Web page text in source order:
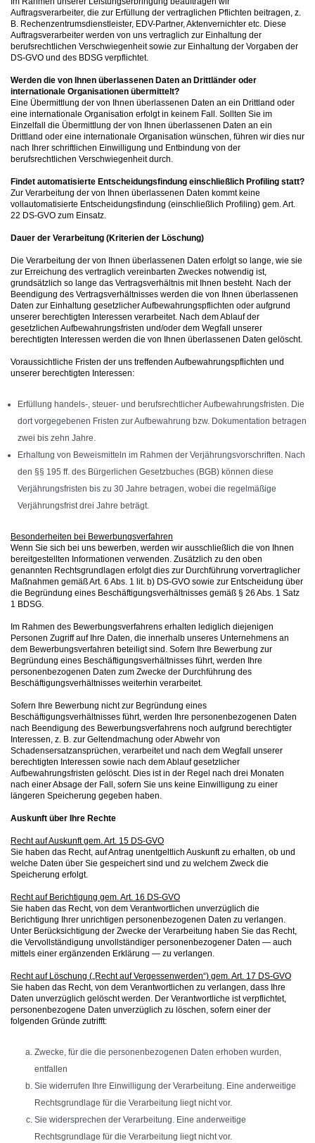
Auftragsverarbeiter, die zur Erfüllung der vertraglichen Pflichten beitragen, z.
B. Rechenzentrumsdienstleister, EDV-Partner, Aktenvernichter etc. Diese
Auftragsverarbeiter werden von uns vertraglich zur Einhaltung der
berufsrechtlichen Verschwiegenheit sowie zur Einhaltung der Vorgaben der
DS-GVO und des BDSG verpflichtet.
Werden die von Ihnen überlassenen Daten an Drittländer oder
internationale Organisationen übermittelt?
Eine Übermittlung der von Ihnen überlassenen Daten an ein Drittland oder
eine internationale Organisation erfolgt in keinem Fall. Sollten Sie im
Einzelfall die Übermittlung der von Ihnen überlassenen Daten an ein
Drittland oder eine internationale Organisation wünschen, führen wir dies nur
nach Ihrer schriftlichen Einwilligung und Entbindung von der
berufsrechtlichen Verschwiegenheit durch.
Findet automatisierte Entscheidungsfindung einschließlich Profiling statt?
Zur Verarbeitung der von Ihnen überlassenen Daten kommt keine
vollautomatisierte Entscheidungsfindung (einschließlich Profiling) gem. Art.
22 DS-GVO zum Einsatz.
Dauer der Verarbeitung (Kriterien der Löschung)
Die Verarbeitung der von Ihnen überlassenen Daten erfolgt so lange, wie sie
zur Erreichung des vertraglich vereinbarten Zweckes notwendig ist,
grundsätzlich so lange das Vertragsverhältnis mit Ihnen besteht. Nach der
Beendigung des Vertragsverhältnisses werden die von Ihnen überlassenen
Daten zur Einhaltung gesetzlicher Aufbewahrungspflichten oder aufgrund
unserer berechtigten Interessen verarbeitet. Nach dem Ablauf der
gesetzlichen Aufbewahrungsfristen und/oder dem Wegfall unserer
berechtigten Interessen werden die von Ihnen überlassenen Daten gelöscht.
Voraussichtliche Fristen der uns treffenden Aufbewahrungspflichten und
unserer berechtigten Interessen:
Erfüllung handels-, steuer- und berufsrechtlicher Aufbewahrungsfristen. Die
dort vorgegebenen Fristen zur Aufbewahrung bzw. Dokumentation betragen
zwei bis zehn Jahre.
Erhaltung von Beweismitteln im Rahmen der Verjährungsvorschriften. Nach
den §§ 195 ff. des Bürgerlichen Gesetzbuches (BGB) können diese
Verjährungsfristen bis zu 30 Jahre betragen, wobei die regelmäßige
Verjährungsfrist drei Jahre beträgt.
Besonderheiten bei Bewerbungsverfahren
Wenn Sie sich bei uns bewerben, werden wir ausschließlich die von Ihnen
bereitgestellten Informationen verwenden. Zusätzlich zu den oben
genannten Rechtsgrundlagen erfolgt dies zur Durchführung vorvertraglicher
Maßnahmen gemäß Art. 6 Abs. 1 lit. b) DS-GVO sowie zur Entscheidung über
die Begründung eines Beschäftigungsverhältnisses gemäß § 26 Abs. 1 Satz
1 BDSG.
Im Rahmen des Bewerbungsverfahrens erhalten lediglich diejenigen
Personen Zugriff auf Ihre Daten, die innerhalb unseres Unternehmens an
dem Bewerbungsverfahren beteiligt sind. Sofern Ihre Bewerbung zur
Begründung eines Beschäftigungsverhältnisses führt, werden Ihre
personenbezogenen Daten zum Zwecke der Durchführung des
Beschäftigungsverhältnisses weiterhin verarbeitet.
Sofern Ihre Bewerbung nicht zur Begründung eines
Beschäftigungsverhältnisses führt, werden Ihre personenbezogenen Daten
nach Beendigung des Bewerbungsverfahrens noch aufgrund berechtigter
Interessen, z. B. zur Geltendmachung oder Abwehr von
Schadensersatzansprüchen, verarbeitet und nach dem Wegfall unserer
berechtigten Interessen sowie nach dem Ablauf gesetzlicher
Aufbewahrungsfristen gelöscht. Dies ist in der Regel nach drei Monaten
nach einer Absage der Fall, sofern Sie uns keine Einwilligung zu einer
längeren Speicherung gegeben haben.
Auskunft über Ihre Rechte
Recht auf Auskunft gem. Art. 15 DS-GVO
Sie haben das Recht, auf Antrag unentgeltlich Auskunft zu erhalten, ob und
welche Daten über Sie gespeichert sind und zu welchem Zweck die
Speicherung erfolgt.
Recht auf Berichtigung gem. Art. 16 DS-GVO
Sie haben das Recht, von dem Verantwortlichen unverzüglich die
Berichtigung Ihrer unrichtigen personenbezogenen Daten zu verlangen.
Unter Berücksichtigung der Zwecke der Verarbeitung haben Sie das Recht,
die Vervollständigung unvollständiger personenbezogener Daten — auch
mittels einer ergänzenden Erklärung — zu verlangen.
Recht auf Löschung („Recht auf Vergessenwerden“) gem. Art. 17 DS-GVO
Sie haben das Recht, von dem Verantwortlichen zu verlangen, dass Ihre
Daten unverzüglich gelöscht werden. Der Verantwortliche ist verpflichtet,
personenbezogene Daten unverzüglich zu löschen, sofern einer der
folgenden Gründe zutrifft:
Zwecke, für die die personenbezogenen Daten erhoben wurden,
entfallen
Sie widerrufen Ihre Einwilligung der Verarbeitung. Eine anderweitige
Rechtsgrundlage für die Verarbeitung liegt nicht vor.
Sie widersprechen der Verarbeitung. Eine anderweitige
Rechtsgrundlage für die Verarbeitung liegt nicht vor.